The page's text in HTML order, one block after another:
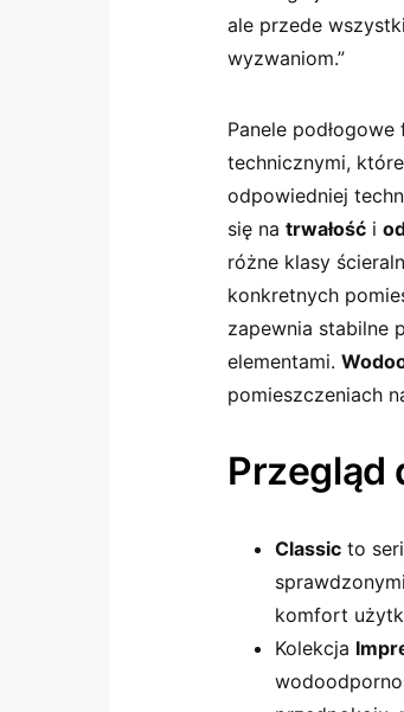
ale przede
wyzwaniom.”
Panele
technicznymi,
odpowiedniej
się na trwałość i
różne klasy
konkretnych
zapewnia stabilne
elementami.
pomieszczeniach
Przegląd
Classic to
komfort
Kolekcja